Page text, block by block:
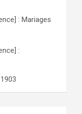
: Mariages
: